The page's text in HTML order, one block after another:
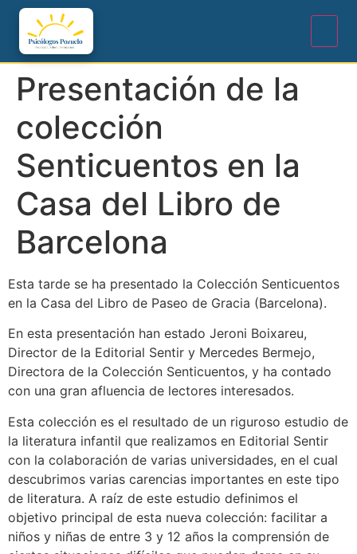
Presentación de la
colección
Senticuentos en la
Casa del Libro de
Barcelona
Esta tarde se ha presentado la Colección Senticuentos
en la Casa del Libro de Paseo de Gracia (Barcelona).
En esta presentación han estado Jeroni Boixareu,
Director de la Editorial Sentir y Mercedes Bermejo,
Directora de la Colección Senticuentos, y ha contado
con una gran afluencia de lectores interesados.
Esta colección es el resultado de un riguroso estudio de
la literatura infantil que realizamos en Editorial Sentir
con la colaboración de varias universidades, en el cual
descubrimos varias carencias importantes en este tipo
de literatura. A raíz de este estudio definimos el
objetivo principal de esta nueva colección: facilitar a
niños y niñas de entre 3 y 12 años la comprensión de